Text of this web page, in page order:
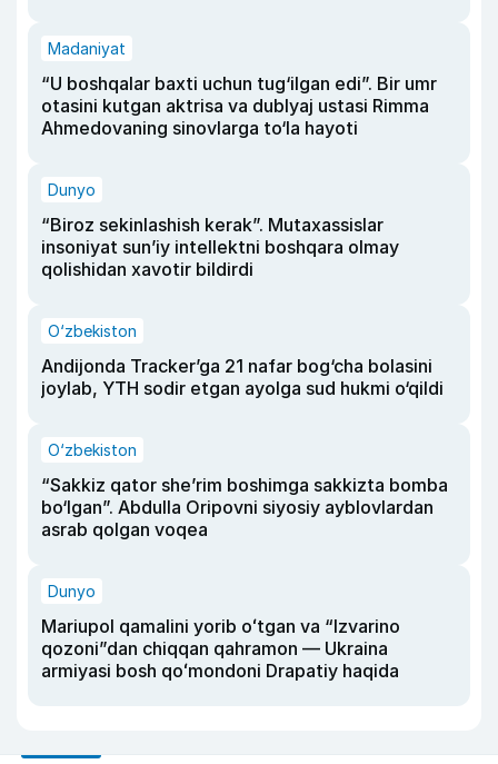
Madaniyat
“U boshqalar baxti uchun tug‘ilgan edi”. Bir umr
otasini kutgan aktrisa va dublyaj ustasi Rimma
Ahmedovaning sinovlarga to‘la hayoti
Dunyo
“Biroz sekinlashish kerak”. Mutaxassislar
insoniyat sun’iy intellektni boshqara olmay
qolishidan xavotir bildirdi
O‘zbekiston
Andijonda Tracker’ga 21 nafar bog‘cha bolasini
joylab, YTH sodir etgan ayolga sud hukmi o‘qildi
O‘zbekiston
“Sakkiz qator she’rim boshimga sakkizta bomba
bo‘lgan”. Abdulla Oripovni siyosiy ayblovlardan
asrab qolgan voqea
Dunyo
Mariupol qamalini yorib oʻtgan va “Izvarino
qozoni”dan chiqqan qahramon — Ukraina
armiyasi bosh qoʻmondoni Drapatiy haqida